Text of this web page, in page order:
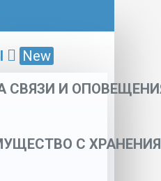
New
СВЯЗИ И
С ХРАНЕНИЯ